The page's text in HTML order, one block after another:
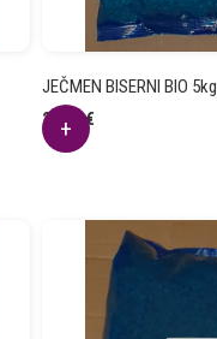
JEČMEN BISERNI BIO 5kg
23.80€